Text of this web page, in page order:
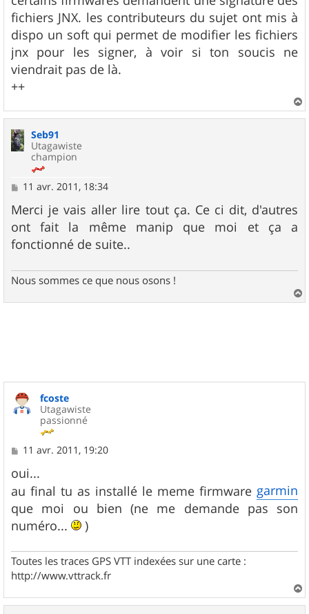
fichiers JNX. les contributeurs du sujet ont mis à
dispo un soft qui permet de modifier les fichiers
jnx pour les signer, à voir si ton soucis ne
viendrait pas de là.
++
a
Seb91
Utagawiste
champion
M
s
s
a
g
e
11 avr. 2011, 18:34
Merci je vais aller lire tout ça. Ce ci dit, d'autres
ont fait la même manip que moi et ça a
fonctionné de suite..
Nous sommes ce que nous osons !
a
fcoste
Utagawiste
passionné
M
s
s
a
g
e
11 avr. 2011, 19:20
oui...
au final tu as installé le meme firmware garmin
que moi ou bien (ne me demande pas son
numéro...
)
Toutes les traces GPS VTT indexées sur une carte :
http://www.vttrack.fr
a